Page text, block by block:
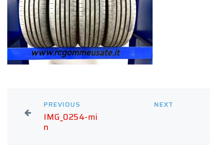
PREVIOUS
IMG_0254-mi
n
NEXT